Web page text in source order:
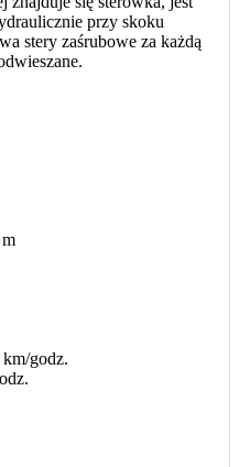
przy skoku
stery zaśrubowe za każdą
godz.